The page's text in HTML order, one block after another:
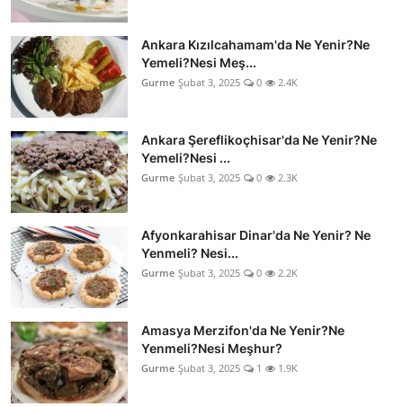
Ankara Kızılcahamam'da Ne Yenir?Ne
Yemeli?Nesi Meş...
Gurme Şubat 3, 2025 0 2.4K
Ankara Şereflikoçhisar'da Ne Yenir?Ne
Yemeli?Nesi ...
Gurme Şubat 3, 2025 0 2.3K
Afyonkarahisar Dinar'da Ne Yenir? Ne
Yenmeli? Nesi...
Gurme Şubat 3, 2025 0 2.2K
Amasya Merzifon'da Ne Yenir?Ne
Yenmeli?Nesi Meşhur?
Gurme Şubat 3, 2025 1 1.9K